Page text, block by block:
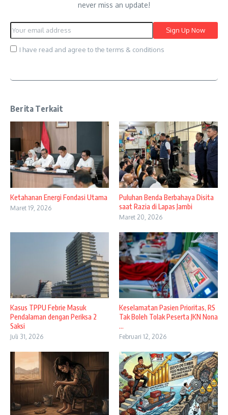
never miss an update!
I have read and agree to the terms & conditions
Berita Terkait
Ketahanan Energi Fondasi Utama
Maret 19, 2026
Puluhan Benda Berbahaya Disita
saat Razia di Lapas Jambi
Maret 20, 2026
Kasus TPPU Febrie Masuk
Pendalaman dengan Periksa 2
Saksi
Juli 31, 2026
Keselamatan Pasien Prioritas, RS
Tak Boleh Tolak Peserta JKN Nona
...
Februari 12, 2026